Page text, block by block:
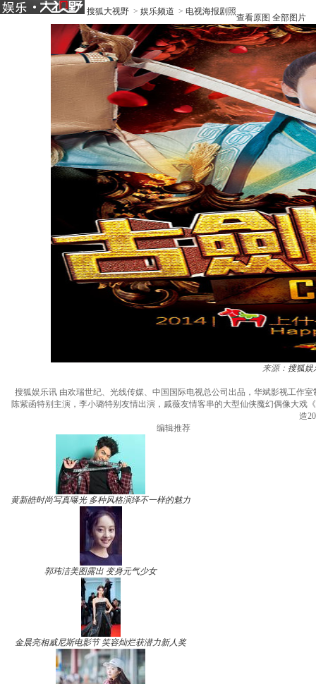
搜狐大视野 > 娱乐频道 > 电视海报剧照
查看原图 全部图片
来源： 搜狐娱
搜狐娱乐讯 由欢瑞世纪、光线传媒、中国国际电视总公司出品，华斌影视工作
陈紫函特别主演，李小璐特别友情出演，戚薇友情客串的大型仙侠魔幻偶像大
造
编辑推荐
黄新皓时尚写真曝光 多种风格演绎不一样的魅力
郭玮洁美图露出 变身元气少女
金晨亮相威尼斯电影节 笑容灿烂获潜力新人奖